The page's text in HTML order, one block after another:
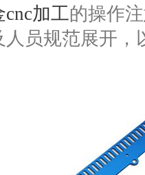
加工的操作
员规范展开